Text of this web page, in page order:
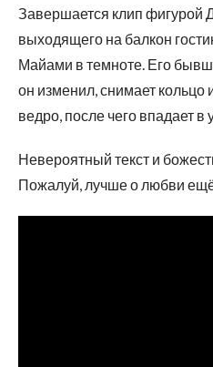
Завершается клип фигурой
выходящего на балкон
Майами в темноте. Его
он изменил, снимает кольцо
ведро, после чего впадает в
Невероятный текст и
Пожалуй, лучше о любви ещё